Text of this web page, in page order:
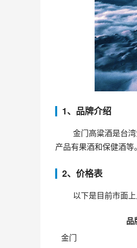
1、品牌介绍
产品有果酒和保健酒等
2、价格表
以下是目前市面
品
金门